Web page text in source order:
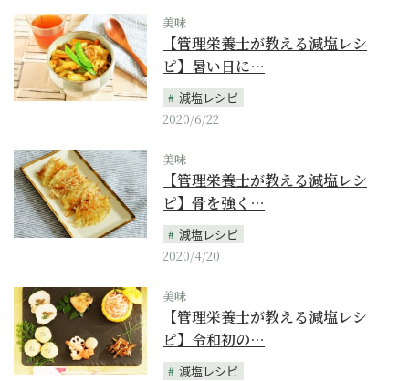
美味
【管理栄養士が教える減塩レシ
ピ】暑い日に…
減塩レシピ
2020/6/22
美味
【管理栄養士が教える減塩レシ
ピ】骨を強く…
減塩レシピ
2020/4/20
美味
【管理栄養士が教える減塩レシ
ピ】令和初の…
減塩レシピ